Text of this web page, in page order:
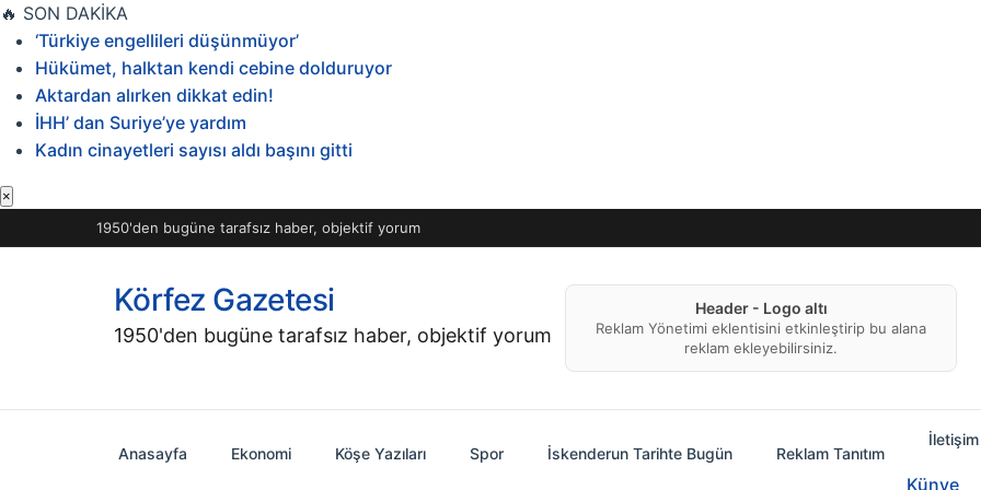
İçeriğe
geç
🔥 SON DAKİKA
‘Türkiye engellileri düşünmüyor’
Hükümet, halktan kendi cebine dolduruyor
Aktardan alırken dikkat edin!
İHH’ dan Suriye’ye yardım
Kadın cinayetleri sayısı aldı başını gitti
×
1950'den bugüne tarafsız haber, objektif yorum
Körfez Gazetesi
1950'den bugüne tarafsız haber, objektif yorum
Header - Logo altı
Reklam Yönetimi eklentisini etkinleştirip bu alana
reklam ekleyebilirsiniz.
Anasayfa Ekonomi Köşe Yazıları Spor İskenderun Tarihte Bugün Reklam Tanıtım
İletişim
Künye